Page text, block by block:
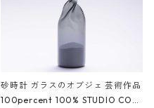
砂時計 ガラスのオブジェ 芸術作品
100percent 100% STUDIO COH